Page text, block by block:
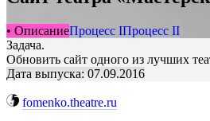
• ОписаниеПроцесс IПроцесс II
Задача.
Обновить сайт одного из лучших
Дата выпуска: 07.09.2016
fomenko.theatre.ru